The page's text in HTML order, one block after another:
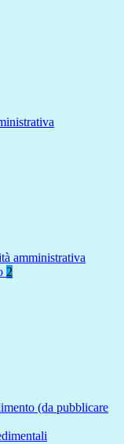
amministrativa
2
(da pubblicare